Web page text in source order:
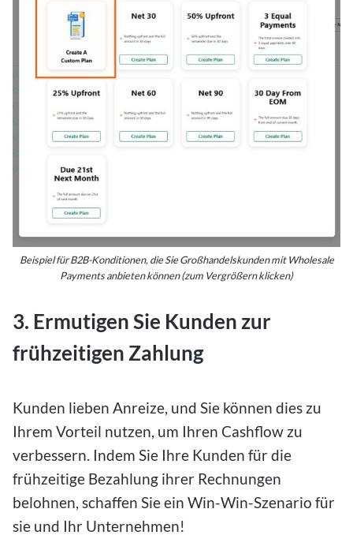
Beispiel für B2B-Konditionen, die Sie Großhandelskunden mit Wholesale
Payments anbieten können (zum Vergrößern klicken)
3. Ermutigen Sie Kunden zur
frühzeitigen Zahlung
Kunden lieben Anreize, und Sie können dies zu
Ihrem Vorteil nutzen, um Ihren Cashflow zu
verbessern. Indem Sie Ihre Kunden für die
frühzeitige Bezahlung ihrer Rechnungen
belohnen, schaffen Sie ein Win-Win-Szenario für
sie und Ihr Unternehmen!